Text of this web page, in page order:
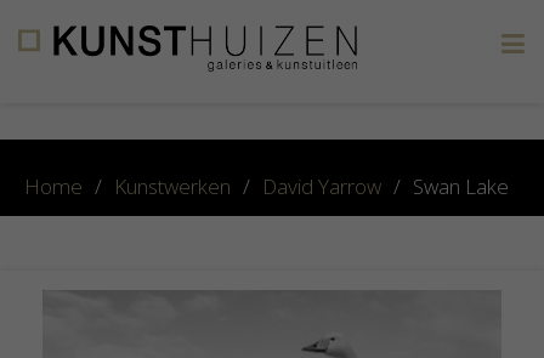
Home / Kunstwerken / David Yarrow / Swan Lake